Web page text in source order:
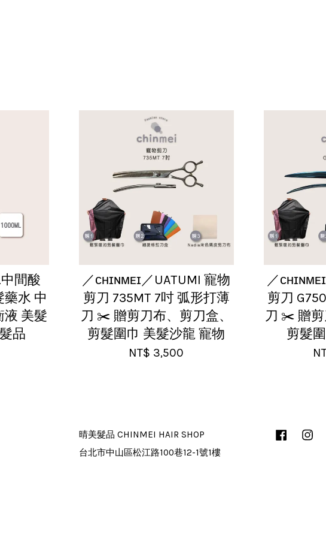
中間酸
藥水 中
液 美髮
品
／ᴄʜɪɴᴍᴇɪ／UATUMI 寵物
剪刀 735MT 7吋 弧形打薄
刀 ✂️ 贈剪刀布、剪刀盒、
剪髮圍巾 美髮沙龍 寵物
NT$ 3,500
／
剪刀
刀 ✂️ 贈剪
剪髮
晴美髮品 CHINMEI HAIR SHOP
台北市中山區松江路100巷12-1號1樓